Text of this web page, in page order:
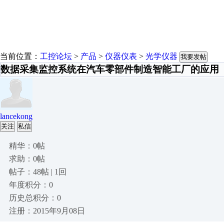
当前位置： 工控论坛 > 产品 > 仪器仪表 > 光学仪器 我要发帖
数据采集监控系统在汽车零部件制造智能工厂的应用
lancekong
关注 私信
精华：0帖
求助：0帖
帖子：48帖 | 1回
年度积分：0
历史总积分：0
注册：2015年9月08日